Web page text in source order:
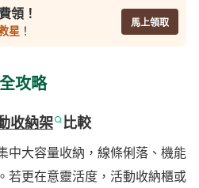
領！
星 ！
馬上領取
攻略
收納架 比較
中大容量收納，線條俐落、機能
若更在意靈活度，活動收納櫃或